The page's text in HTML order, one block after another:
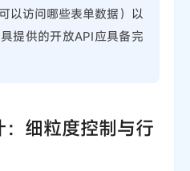
以访问哪些表单数据）以
提供的开放API应具备完
细粒度控制与行